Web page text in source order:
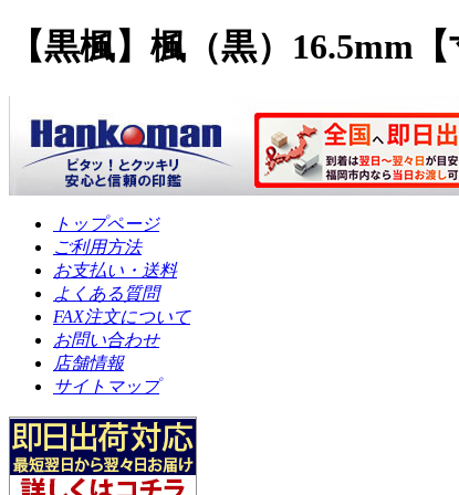
【黒楓】楓（黒）16.5mm
トップページ
ご利用方法
お支払い・送料
よくある質問
FAX注文について
お問い合わせ
店舗情報
サイトマップ